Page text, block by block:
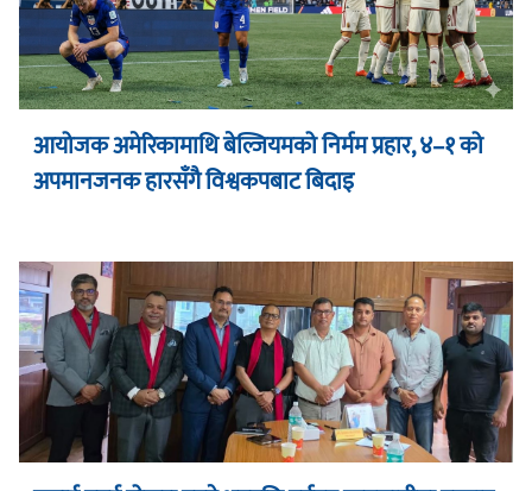
आयोजक अमेरिकामाथि बेल्जियमको निर्मम प्रहार, ४–१ को
अपमानजनक हारसँगै विश्वकपबाट बिदाइ